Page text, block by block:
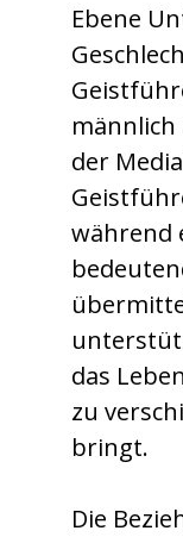
Ebene
männlich
der
während
das
zu
bringt.
Die